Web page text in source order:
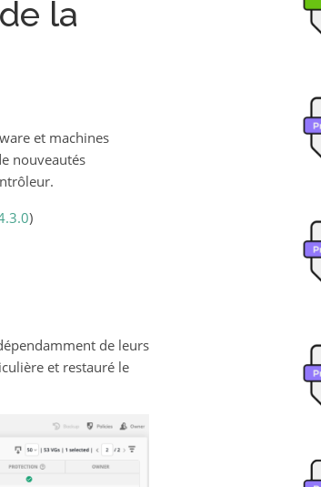
la
et machines
nouveautés
)
de leurs
et restauré le